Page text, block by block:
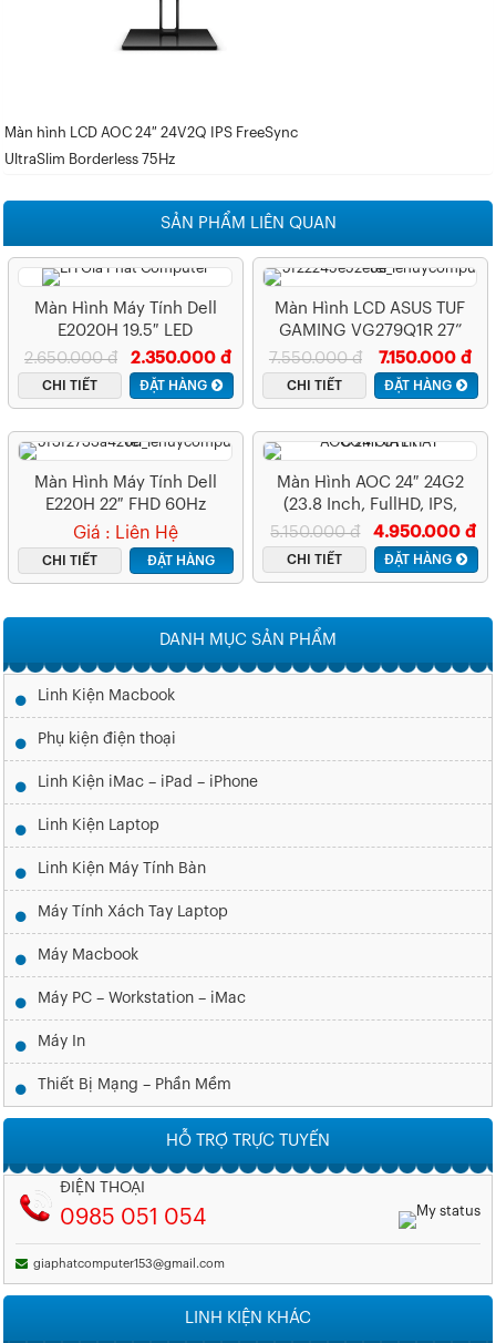
Màn hình LCD AOC 24″ 24V2Q IPS FreeSync
UltraSlim Borderless 75Hz
SẢN PHẨM LIÊN QUAN
Màn Hình Máy Tính Dell
E2020H 19.5″ LED
2.350.000 đ
2.650.000 đ
CHI TIẾT ĐẶT HÀNG
Màn Hình LCD ASUS TUF
GAMING VG279Q1R 27”
FHD IPS 144HZ 1MS
FREESYNC
7.150.000 đ
7.550.000 đ
CHI TIẾT ĐẶT HÀNG
Màn Hình Máy Tính Dell
E220H 22″ FHD 60Hz
Giá : Liên Hệ
CHI TIẾT ĐẶT HÀNG
Màn Hình AOC 24″ 24G2
(23.8 Inch, FullHD, IPS,
144Hz,1ms, HDMI+DP+VGA)
4.950.000 đ
5.150.000 đ
CHI TIẾT ĐẶT HÀNG
DANH MỤC SẢN PHẨM
Linh Kiện Macbook
Phụ kiện điện thoại
Linh Kiện iMac – iPad – iPhone
Linh Kiện Laptop
Linh Kiện Máy Tính Bàn
Máy Tính Xách Tay Laptop
Máy Macbook
Máy PC – Workstation – iMac
Máy In
Thiết Bị Mạng – Phần Mềm
HỖ TRỢ TRỰC TUYẾN
ĐIỆN THOẠI
0985 051 054
giaphatcomputer153@gmail.com
LINH KIỆN KHÁC